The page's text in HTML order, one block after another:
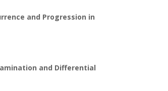
and Progression in
and Differential